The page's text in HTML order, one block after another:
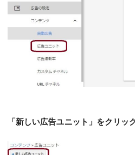
「新しい広告ユニット」をクリッ